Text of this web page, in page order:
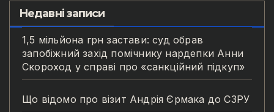
Недавні записи
1,5 мільйона грн застави: суд обрав
запобіжний захід помічнику нардепки Анни
Скороход у справі про «санкційний підкуп»
Що відомо про візит Андрія Єрмака до СЗРУ